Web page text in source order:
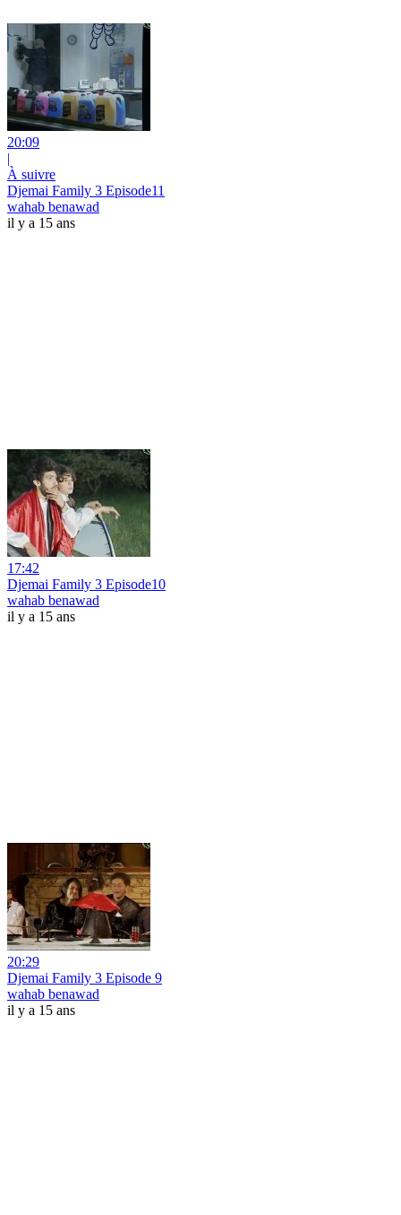
20:09
|
À suivre
Djemai Family 3 Episode11
wahab benawad
il y a 15 ans
17:42
Djemai Family 3 Episode10
wahab benawad
il y a 15 ans
20:29
Djemai Family 3 Episode 9
wahab benawad
il y a 15 ans